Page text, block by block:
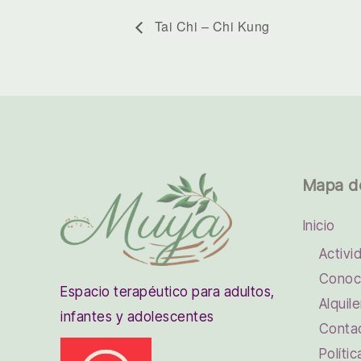
Tai Chi – Chi Kung
Espacio terapéutico para adultos,
infantes y adolescentes
Mapa
Inicio